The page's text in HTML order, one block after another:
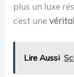
plus un luxe
c’est une
Lire Aussi